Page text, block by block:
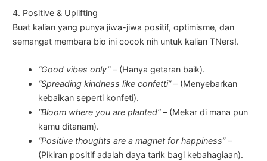
4. Positive & Uplifting
Buat kalian yang punya jiwa-jiwa positif, optimisme, dan
semangat membara bio ini cocok nih untuk kalian TNers!.
“Good vibes only” – (Hanya getaran baik).
“Spreading kindness like confetti” – (Menyebarkan
kebaikan seperti konfeti).
“Bloom where you are planted” – (Mekar di mana pun
kamu ditanam).
“Positive thoughts are a magnet for happiness” –
(Pikiran positif adalah daya tarik bagi kebahagiaan).